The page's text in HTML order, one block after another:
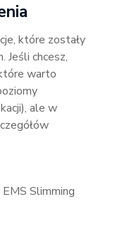
które zostały
Jeśli chcesz,
warto
ale w
Slimming